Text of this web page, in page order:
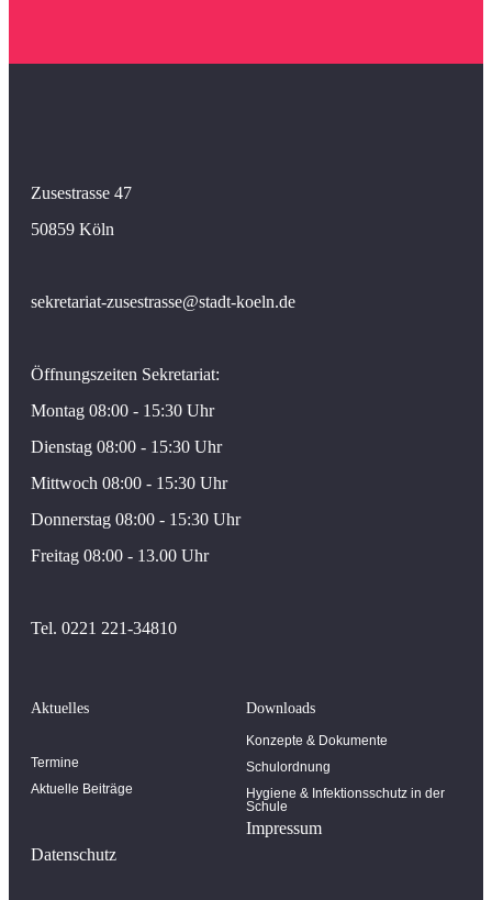
Zusestrasse 47
50859 Köln
sekretariat-zusestrasse@stadt-koeln.de
Öffnungszeiten Sekretariat:
Montag 08:00 - 15:30 Uhr
Dienstag 08:00 - 15:30 Uhr
Mittwoch 08:00 - 15:30 Uhr
Donnerstag 08:00 - 15:30 Uhr
Freitag 08:00 - 13.00 Uhr
Tel. 0221 221-34810
Aktuelles
Termine
Aktuelle Beiträge
Datenschutz
Downloads
Konzepte & Dokumente
Schulordnung
Hygiene & Infektionsschutz in der
Schule
Impressum